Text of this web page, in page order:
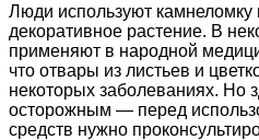
Люди используют камнеломку
декоративное растение. В
применяют в народной
что отвары из листьев и
некоторых заболеваниях. Но
осторожным — перед
средств нужно